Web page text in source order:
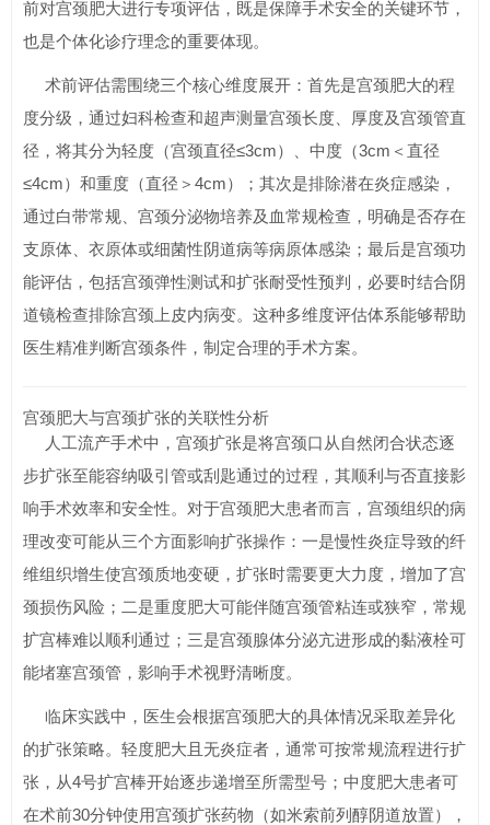
前对宫颈肥大进行专项评估，既是保障手术安全的关键环节，
也是个体化诊疗理念的重要体现。
术前评估需围绕三个核心维度展开：首先是宫颈肥大的程
度分级，通过妇科检查和超声测量宫颈长度、厚度及宫颈管直
径，将其分为轻度（宫颈直径≤3cm）、中度（3cm＜直径
≤4cm）和重度（直径＞4cm）；其次是排除潜在炎症感染，
通过白带常规、宫颈分泌物培养及血常规检查，明确是否存在
支原体、衣原体或细菌性阴道病等病原体感染；最后是宫颈功
能评估，包括宫颈弹性测试和扩张耐受性预判，必要时结合阴
道镜检查排除宫颈上皮内病变。这种多维度评估体系能够帮助
医生精准判断宫颈条件，制定合理的手术方案。
宫颈肥大与宫颈扩张的关联性分析
人工流产手术中，宫颈扩张是将宫颈口从自然闭合状态逐
步扩张至能容纳吸引管或刮匙通过的过程，其顺利与否直接影
响手术效率和安全性。对于宫颈肥大患者而言，宫颈组织的病
理改变可能从三个方面影响扩张操作：一是慢性炎症导致的纤
维组织增生使宫颈质地变硬，扩张时需要更大力度，增加了宫
颈损伤风险；二是重度肥大可能伴随宫颈管粘连或狭窄，常规
扩宫棒难以顺利通过；三是宫颈腺体分泌亢进形成的黏液栓可
能堵塞宫颈管，影响手术视野清晰度。
临床实践中，医生会根据宫颈肥大的具体情况采取差异化
的扩张策略。轻度肥大且无炎症者，通常可按常规流程进行扩
张，从4号扩宫棒开始逐步递增至所需型号；中度肥大患者可
在术前30分钟使用宫颈扩张药物（如米索前列醇阴道放置），